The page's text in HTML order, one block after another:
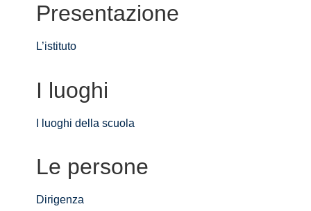
Presentazione
L’istituto
I luoghi
I luoghi della scuola
Le persone
Dirigenza